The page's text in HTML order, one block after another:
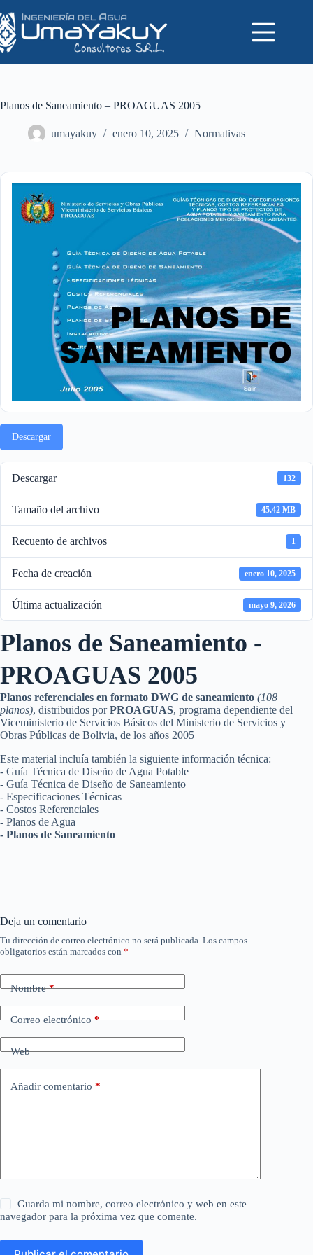
al
contenido
Planos de Saneamiento – PROAGUAS 2005
umayakuy enero 10, 2025 Normativas
Descargar
Descargar 132
Tamaño del archivo 45.42 MB
Recuento de archivos 1
Fecha de creación enero 10, 2025
Última actualización mayo 9, 2026
Planos de Saneamiento -
PROAGUAS 2005
Planos referenciales en formato DWG de saneamiento (108
planos), distribuidos porPROAGUAS, programa dependiente del
Viceministerio de Servicios Básicos del Ministerio de Servicios y
Obras Públicas de Bolivia, de los años 2005
Este material incluía también la siguiente información técnica:
- Guía Técnica de Diseño de Agua Potable
- Guía Técnica de Diseño de Saneamiento
- Especificaciones Técnicas
- Costos Referenciales
- Planos de Agua
- Planos de Saneamiento
Deja un comentario
Tu dirección de correo electrónico no será publicada. Los campos
obligatorios están marcados con *
Nombre*
Correo electrónico*
Web
Añadir comentario *
Guarda mi nombre, correo electrónico y web en este
navegador para la próxima vez que comente.